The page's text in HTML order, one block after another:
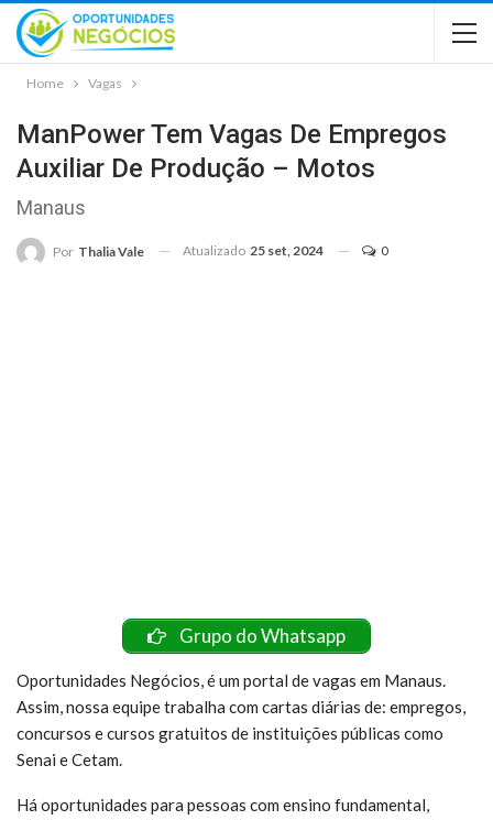
Home Vagas
ManPower Tem Vagas De Empregos
Auxiliar De Produção – Motos
Manaus
Por Thalia Vale Atualizado 25 set, 2024 0
Grupo do Whatsapp
Oportunidades Negócios, é um portal de vagas em Manaus.
Assim, nossa equipe trabalha com cartas diárias de: empregos,
concursos e cursos gratuitos de instituições públicas como
Senai e Cetam.
Há oportunidades para pessoas com ensino fundamental,